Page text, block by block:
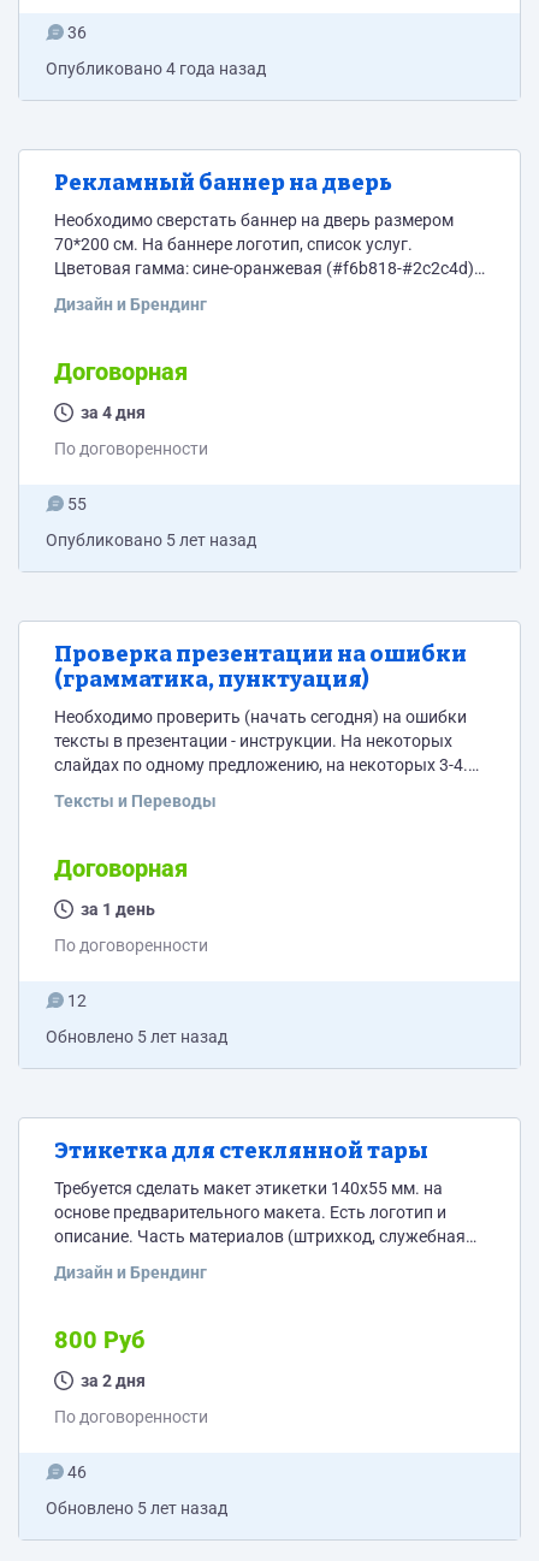
36
Опубликовано4 года назад
Рекламный баннер на дверь
Необходимо сверстать баннер на дверь размером
70*200 см. На баннере логотип, список услуг.
Цветовая гамма: сине-оранжевая (#f6b818-#2c2c4d)
Дизайн и Брендинг
Договорная
за 4 дня
По договоренности
55
Опубликовано 5 лет назад
Проверка презентации на ошибки
(грамматика, пунктуация)
Необходимо проверить (начать сегодня) на ошибки
тексты в презентации - инструкции. На некоторых
слайдах по одному предложению, на некоторых 3-4.
Всего около 400 слайдов
Тексты и Переводы
Договорная
за 1 день
По договоренности
12
Обновлено 5 лет назад
Этикетка для стеклянной тары
Требуется сделать макет этикетки 140x55 мм. на
основе предварительного макета. Есть логотип и
описание. Часть материалов (штрихкод, служебная
макет позже)
Дизайн и Брендинг
800 Руб
за 2 дня
По договоренности
46
Обновлено 5 лет назад